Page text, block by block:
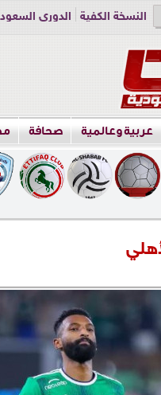
النسخة الكفية الدوري
عربية وعالمية صحافة